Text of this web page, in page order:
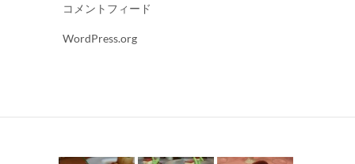
コメントフィード
WordPress.org